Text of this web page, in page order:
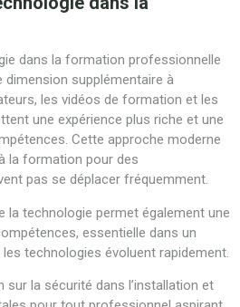
dans la formation professionnelle
dimension supplémentaire à
les vidéos de formation et les
une expérience plus riche et une
Cette approche moderne
la formation pour des
pas se déplacer fréquemment.
la technologie permet également une
essentielle dans un
technologies évoluent rapidement.
la sécurité dans l’installation et